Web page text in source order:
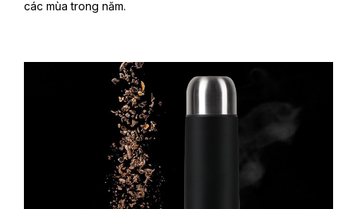
các mùa trong năm.